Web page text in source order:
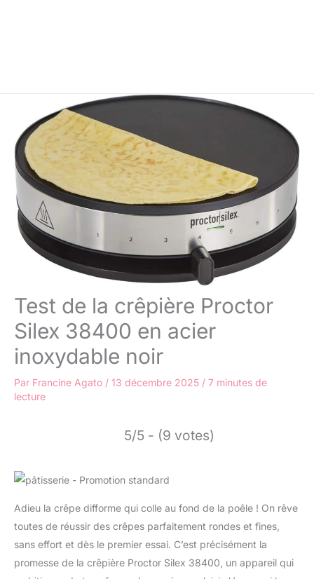
Test de la crêpière Proctor
Silex 38400 en acier
inoxydable noir
Par Francine Agato / 13 décembre 2025 / 7 minutes de
lecture
5/5 - (9 votes)
Adieu la crêpe difforme qui colle au fond de la poêle ! On rêve
toutes de réussir des crêpes parfaitement rondes et fines,
sans effort et dès le premier essai. C’est précisément la
promesse de la crêpière Proctor Silex 38400, un appareil qui